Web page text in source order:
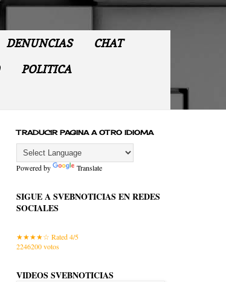
DENUNCIAS CHAT
POLITICA
TRADUCIR PAGINA A OTRO IDIOMA
Powered by Translate
SIGUE A SVEBNOTICIAS EN REDES
SOCIALES
Rated 4/5
2246200votos
VIDEOS SVEBNOTICIAS